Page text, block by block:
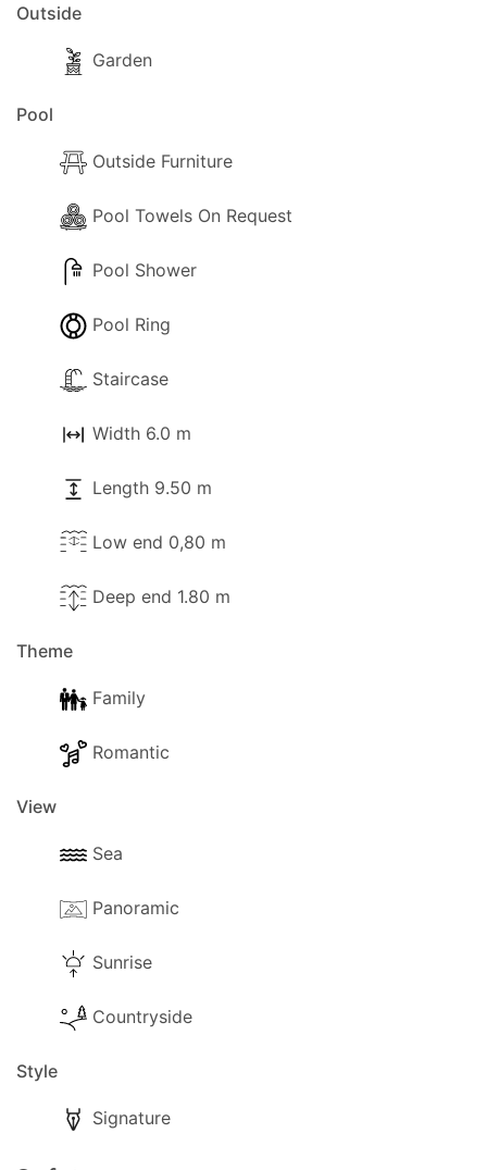
Outside
Garden
Pool
Outside Furniture
Pool Towels On Request
Pool Shower
Pool Ring
Staircase
Width 6.0 m
Length 9.50 m
Low end 0,80 m
Deep end 1.80 m
Theme
Family
Romantic
View
Sea
Panoramic
Sunrise
Countryside
Style
Signature